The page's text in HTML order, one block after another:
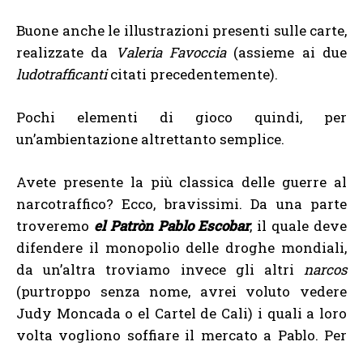
Buone anche le illustrazioni presenti sulle carte,
realizzate da
Valeria Favoccia(assieme ai due
ludotrafficanticitati precedentemente).
Pochi elementi di gioco quindi, per
un’ambientazione altrettanto semplice.
Avete presente la più classica delle guerre al
narcotraffico? Ecco, bravissimi. Da una parte
troveremo el Patròn Pablo Escobar, il quale deve
difendere il monopolio delle droghe mondiali,
da un’altra troviamo invece gli altri narcos
(purtroppo senza nome, avrei voluto vedere
Judy Moncada o el Cartel de Cali) i quali a loro
volta vogliono soffiare il mercato a Pablo. Per